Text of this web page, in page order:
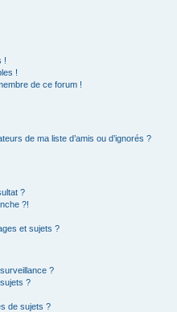
!
!
de ce forum !
de ma liste d’amis ou d’ignorés ?
?
?!
et sujets ?
?
?
de sujets ?